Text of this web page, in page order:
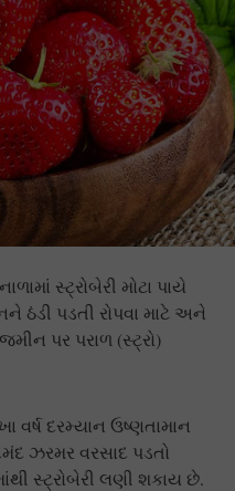
સ્ટ્રોબેરી મોટા પાયે
ઠંડી પડતી રોપવા માટે અને
પર પરાળ (સ્ટ્રો)
વર્ષ દરમ્યાન ઉષ્ણતામાન
ઝરમર વરસાદ પડતો
સ્ટ્રોબેરી લણી શકાય છે.